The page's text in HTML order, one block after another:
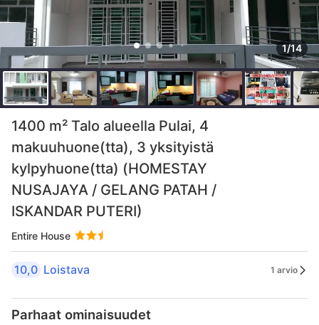
1/14
1400 m² Talo alueella Pulai, 4
makuuhuone(tta), 3 yksityistä
kylpyhuone(tta) (HOMESTAY
NUSAJAYA / GELANG PATAH /
ISKANDAR PUTERI)
Entire House
10,0 Loistava 1 arvio
Parhaat ominaisuudet